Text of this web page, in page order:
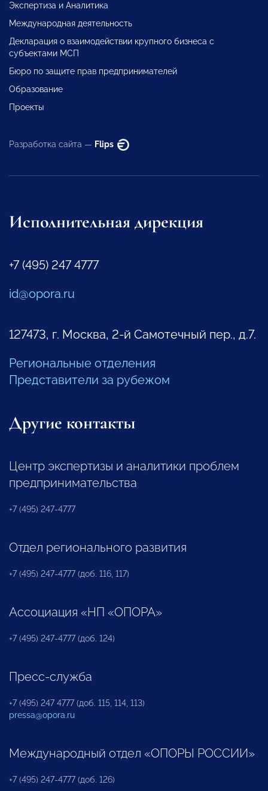
Экспертиза и Аналитика
Международная деятельность
Декларация о взаимодействии крупного бизнеса с
субъектами МСП
Бюро по защите прав предпринимателей
Образование
Проекты
Разработка сайта — Flips
Исполнительная дирекция
+7 (495) 247 4777
id@opora.ru
127473, г. Москва, 2-й Самотечный пер., д.7.
Региональные отделения
Представители за рубежом
Другие контакты
Центр экспертизы и аналитики проблем
предпринимательства
+7 (495) 247-4777
Отдел регионального развития
+7 (495) 247-4777 (доб. 116, 117)
Ассоциация «НП «ОПОРА»
+7 (495) 247-4777 (доб. 124)
Пресс-служба
+7 (495) 247 4777 (доб. 115, 114, 113)
pressa@opora.ru
Международный отдел «ОПОРЫ РОССИИ»
+7 (495) 247-4777 (доб. 126)